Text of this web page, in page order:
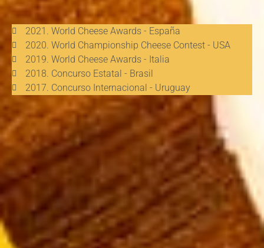
2021. World Cheese Awards - España
2020. World Championship Cheese Contest - USA
2019. World Cheese Awards - Italia
2018. Concurso Estatal - Brasil
2017. Concurso Internacional - Uruguay